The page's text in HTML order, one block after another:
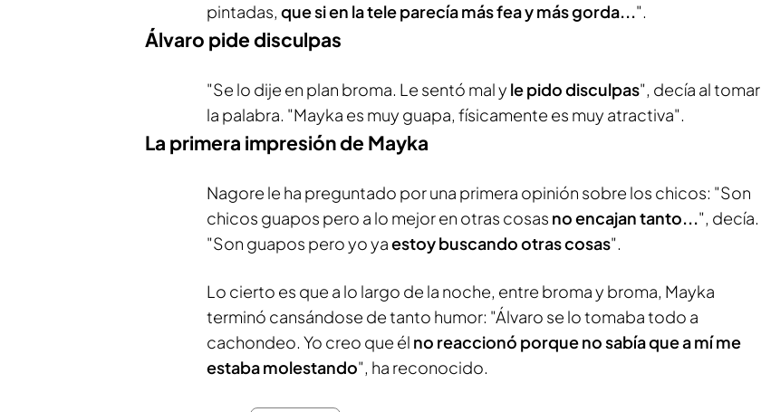
pintadas, que si en la tele parecía más fea y más gorda...".
Álvaro pide disculpas
"Se lo dije en plan broma. Le sentó mal y le pido disculpas", decía al tomar
la palabra. "Mayka es muy guapa, físicamente es muy atractiva".
La primera impresión de Mayka
Nagore le ha preguntado por una primera opinión sobre los chicos: "Son
chicos guapos pero a lo mejor en otras cosas no encajan tanto...", decía.
"Son guapos pero yo yaestoy buscando otras cosas".
Lo cierto es que a lo largo de la noche, entre broma y broma, Mayka
terminó cansándose de tanto humor: "Álvaro se lo tomaba todo a
cachondeo. Yo creo que él no reaccionó porque no sabía que a mí me
estaba molestando", ha reconocido.